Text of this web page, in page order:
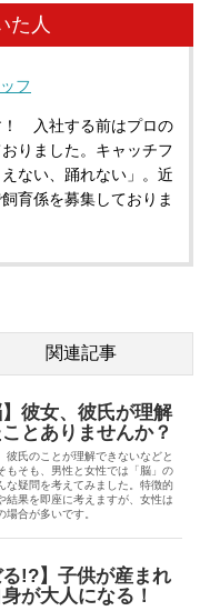
た人
フ
！ 入社する前はプロの
りました。キャッチフ
ない、踊れない」。近
育係を募集しておりま
関連記事
】彼女、彼氏が理解
とありませんか？
彼氏のことが理解できないなどと
もそも、男性と女性では「脳」の
な疑問を考えてみました。特徴的
結果を即座に考えますが、女性は
合が多いです。
る!?】子供が産まれ
が大人になる！